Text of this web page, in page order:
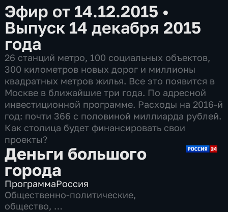
Эфир от 14.12.2015 •
Выпуск 14 декабря 2015
года
26 станций метро, 100 социальных объектов,
300 километров новых дорог и миллионы
квадратных метров жилья. Все это появится в
Москве в ближайшие три года. По адресной
инвестиционной программе. Расходы на 2016-й
год: почти 366 с половиной миллиарда рублей.
Как столица будет финансировать свои
проекты?
Деньги большого
города
ПрограммаРоссия
Общественно-политические,
общество,